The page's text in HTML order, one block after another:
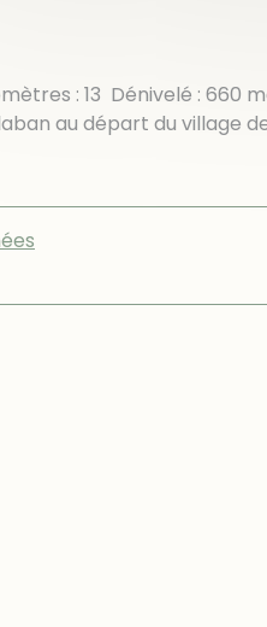
: 13 Dénivelé :
au départ du village